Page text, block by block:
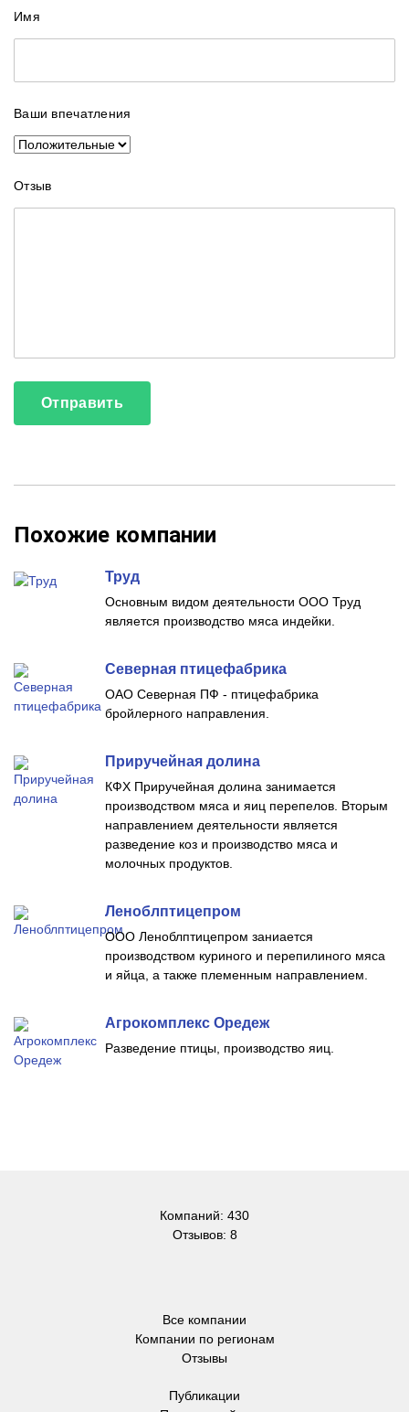
Имя
Ваши впечатления
Отзыв
Похожие компании
Труд
Основным видом деятельности ООО Труд
является производство мяса индейки.
Северная птицефабрика
ОАО Северная ПФ - птицефабрика
бройлерного направления.
Приручейная долина
КФХ Приручейная долина занимается
производством мяса и яиц перепелов. Вторым
направлением деятельности является
разведение коз и производство мяса и
молочных продуктов.
Леноблптицепром
ООО Леноблптицепром заниается
производством куриного и перепилиного мяса
и яйца, а также племенным направлением.
Агрокомплекс Оредеж
Разведение птицы, производство яиц.
Компаний: 430
Отзывов: 8
Все компании
Компании по регионам
Отзывы
Публикации